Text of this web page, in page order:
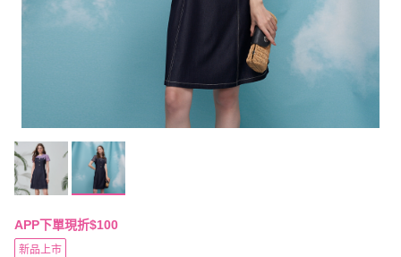
APP下單現折$100
新品上市